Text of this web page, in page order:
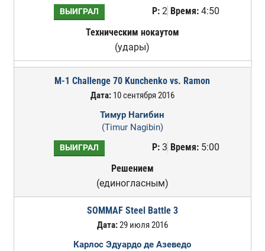
ВЫИГРАЛ Р:2 Время:4:50
Техническим нокаутом
(удары)
M-1 Challenge 70 Kunchenko vs. Ramon
Дата:10 сентября 2016
Тимур Нагибин
(Timur Nagibin)
ВЫИГРАЛ Р:3 Время:5:00
Решением
(единогласным)
SOMMAF Steel Battle 3
Дата:29 июля 2016
Карлос Эдуардо де Азеведо